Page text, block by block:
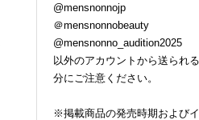
@mensnonnojp
＠mensnonnobeauty
@mensnonno_audition2025
以外のアカウントから送られ
分にご注意ください。
※掲載商品の発売時期および